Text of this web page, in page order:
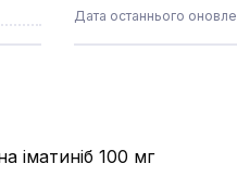
Дата останнього
іматиніб 100 мг